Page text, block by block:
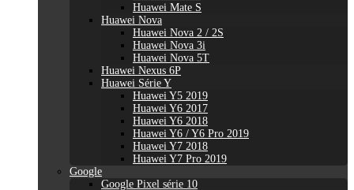
Huawei Mate S
Huawei Nova
Huawei Nova 2 / 2S
Huawei Nova 3i
Huawei Nova 5T
Huawei Nexus 6P
Huawei Série Y
Huawei Y5 2019
Huawei Y6 2017
Huawei Y6 2018
Huawei Y6 / Y6 Pro 2019
Huawei Y7 2018
Huawei Y7 Pro 2019
Google
Google Pixel série 10